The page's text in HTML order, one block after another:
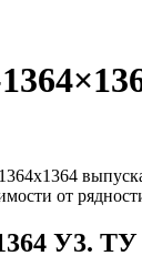
от
У3. ТУ